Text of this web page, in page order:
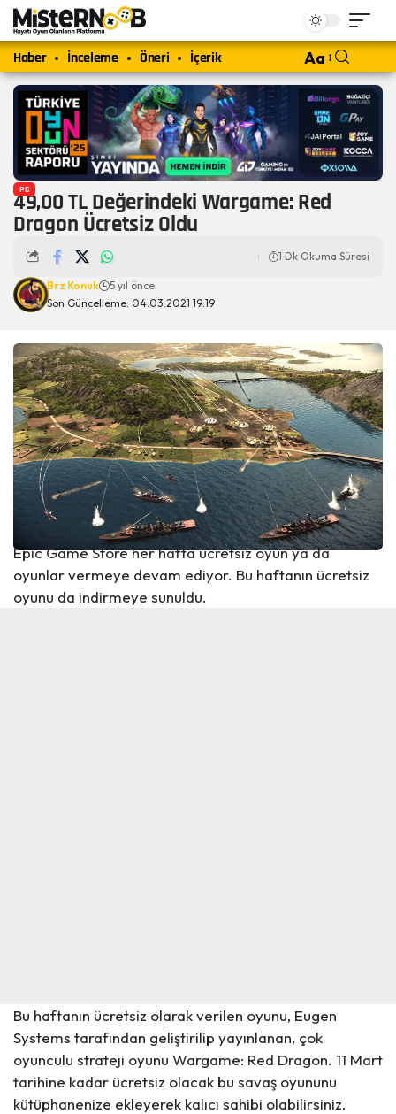
Haber İnceleme Öneri İçerik Aa
PC
49,00 TL Değerindeki Wargame: Red
Dragon Ücretsiz Oldu
Son Güncelleme: 04.03.2021 19:19
Brz Konuk 5 yıl önce
1 Dk Okuma Süresi
Epic Game Store her hafta ücretsiz oyun ya da
oyunlar vermeye devam ediyor. Bu haftanın ücretsiz
oyunu da indirmeye sunuldu.
Bu haftanın ücretsiz olarak verilen oyunu, Eugen
Systems tarafından geliştirilip yayınlanan, çok
oyunculu strateji oyunu Wargame: Red Dragon. 11 Mart
tarihine kadar ücretsiz olacak bu savaş oyununu
kütüphanenize ekleyerek kalıcı sahibi olabilirsiniz.